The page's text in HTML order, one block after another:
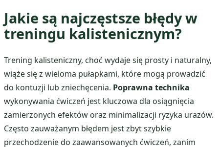
Jakie są najczęstsze błędy w
treningu kalistenicznym?
Trening kalisteniczny, choć wydaje się prosty i naturalny,
wiąże się z wieloma pułapkami, które mogą prowadzić
do kontuzji lub zniechęcenia. Poprawna technika
wykonywania ćwiczeń jest kluczowa dla osiągnięcia
zamierzonych efektów oraz minimalizacji ryzyka urazów.
Często zauważanym błędem jest zbyt szybkie
przechodzenie do zaawansowanych ćwiczeń, zanim